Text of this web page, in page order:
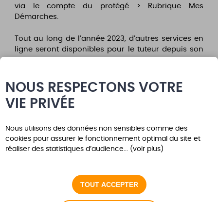
via le compte du protégé > Rubrique Mes
Démarches.
Tout au long de l’année 2023, d’autres services en
ligne seront disponibles pour le tuteur depuis son
Une gestion du dossier allégée
comme tuteur par la Caf :transmettez le justificatif
de la mesure de protection directement via
l’espace « Tuteur ». Vous pouvez vous y connecter
votre dossier personnel. Le service sera accessible
dès votre démarche enregistrée.
NOUS RESPECTONS VOTRE
VIE PRIVÉE
Nous utilisons des données non sensibles comme des
cookies pour assurer le fonctionnement optimal du site et
réaliser des statistiques d’audience... (voir plus)
TOUT ACCEPTER